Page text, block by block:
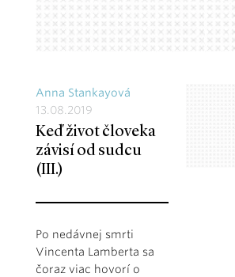
Anna Stankayová
13.08.2019
Keď život človeka
závisí od sudcu
(III.)
Po nedávnej smrti
Vincenta Lamberta sa
čoraz viac hovorí o